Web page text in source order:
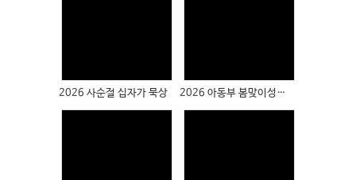
2026 사순절 십자가 묵상 2026 아동부 봄맞이성경학교(창의체험관)